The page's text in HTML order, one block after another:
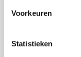
Voorkeuren
Statistieken